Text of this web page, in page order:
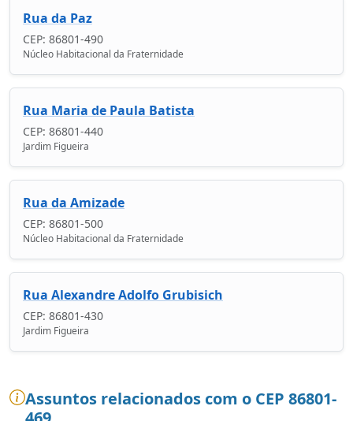
Rua da Paz
CEP: 86801-490
Núcleo Habitacional da Fraternidade
Rua Maria de Paula Batista
CEP: 86801-440
Jardim Figueira
Rua da Amizade
CEP: 86801-500
Núcleo Habitacional da Fraternidade
Rua Alexandre Adolfo Grubisich
CEP: 86801-430
Jardim Figueira
Assuntos relacionados com o CEP 86801-